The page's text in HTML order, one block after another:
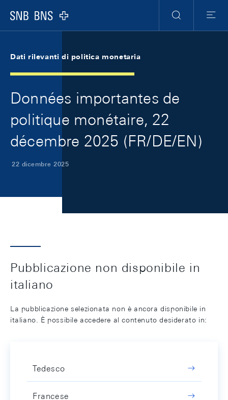
Logo
Ricerca
Menu
Dati rilevanti di politica monetaria
Données importantes de
politique monétaire, 22
décembre 2025 (FR/DE/EN)
22 dicembre 2025
Pubblicazione non disponibile in
italiano
La pubblicazione selezionata non è ancora disponibile in
italiano. È possibile accedere al contenuto desiderato in:
Tedesco
Francese